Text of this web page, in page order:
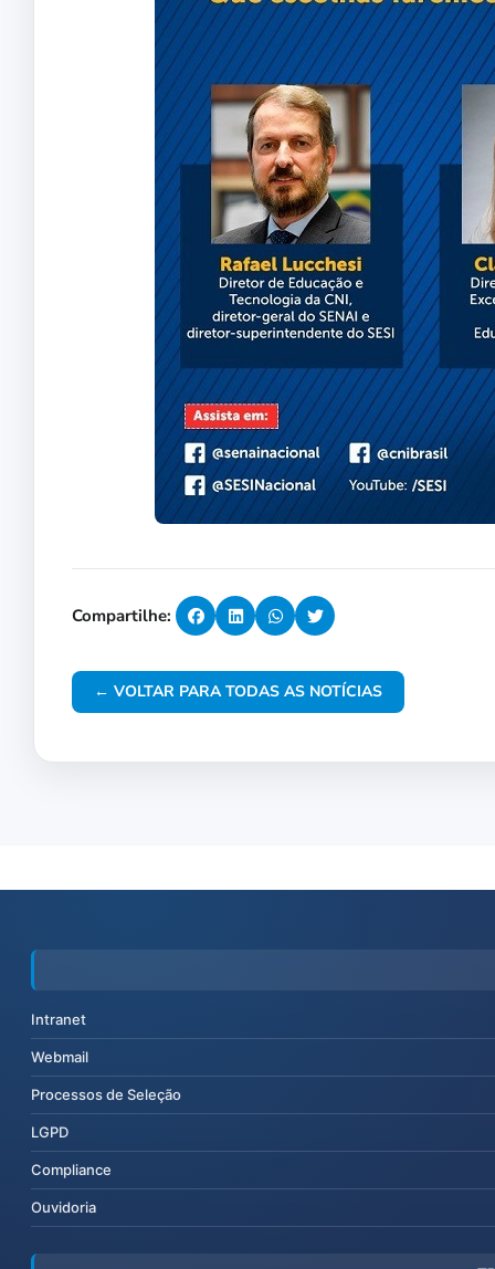
Compartilhe:
← VOLTAR PARA TODAS AS NOTÍCIAS
Intranet
Webmail
Processos de Seleção
LGPD
Compliance
Ouvidoria